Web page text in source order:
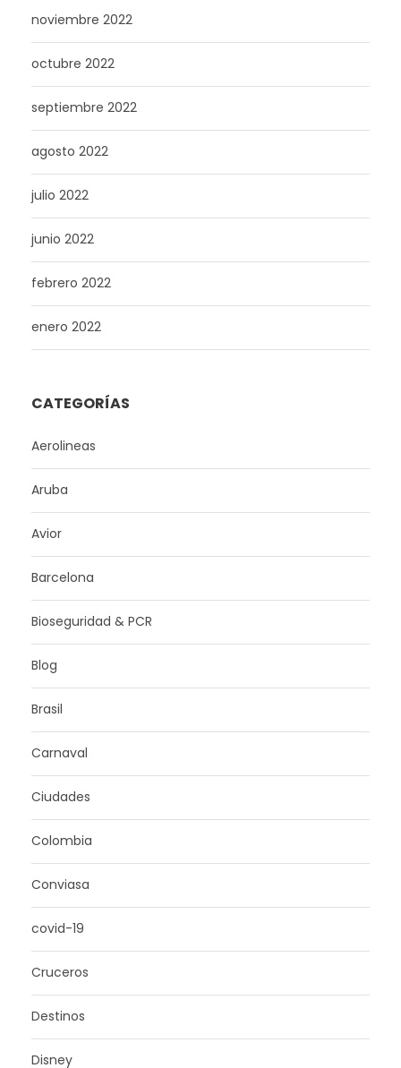
noviembre 2022
octubre 2022
septiembre 2022
agosto 2022
julio 2022
junio 2022
febrero 2022
enero 2022
CATEGORÍAS
Aerolineas
Aruba
Avior
Barcelona
Bioseguridad & PCR
Blog
Brasil
Carnaval
Ciudades
Colombia
Conviasa
covid-19
Cruceros
Destinos
Disney